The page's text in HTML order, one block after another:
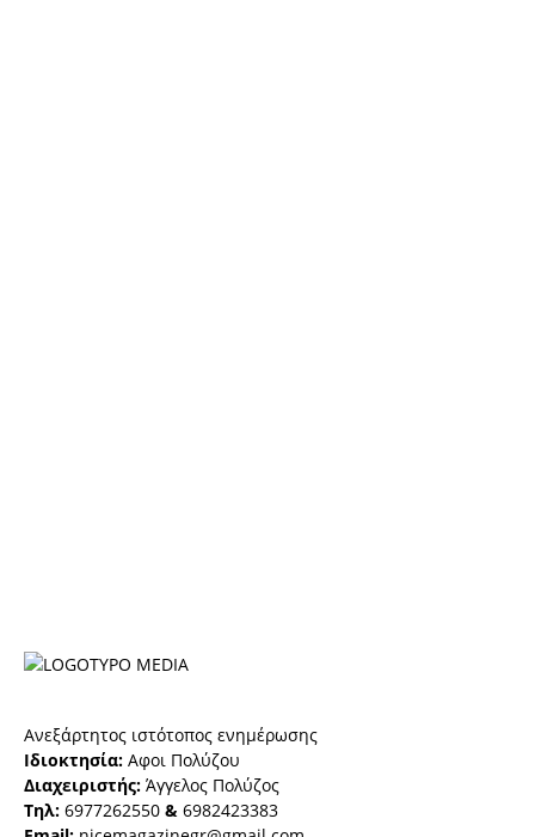
Ανεξάρτητος ιστότοπος ενημέρωσης
Ιδιοκτησία: Αφοι Πολύζου
Διαχειριστής: Άγγελος Πολύζος
Τηλ: 6977262550 & 6982423383